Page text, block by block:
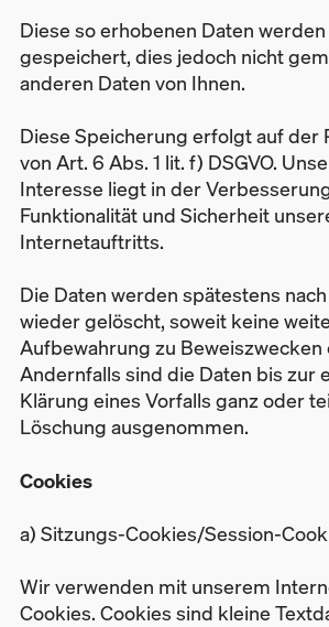
Diese so erhobenen Daten
gespeichert, dies jedoch nicht
anderen Daten von Ihnen.
Diese Speicherung erfolgt auf der
von Art. 6 Abs. 1 lit. f) DSGVO.
Interesse liegt in der
Funktionalität und Sicherheit
Internetauftritts.
Die Daten werden spätestens
wieder gelöscht, soweit keine
Aufbewahrung zu
Andernfalls sind die Daten bis zur
Klärung eines Vorfalls ganz oder
Löschung ausgenommen.
Cookies
a) Sitzungs-Cookies/Session-
Wir verwenden mit unserem
Cookies. Cookies sind kleine